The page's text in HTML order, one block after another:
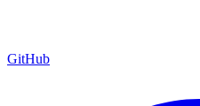
GitHub